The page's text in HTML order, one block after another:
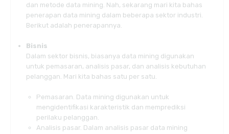
dan metode data mining. Nah, sekarang mari kita bahas
penerapan data mining dalam beberapa sektor industri.
Berikut adalah penerapannya.
Bisnis
Dalam sektor bisnis, biasanya data mining digunakan
untuk pemasaran, analisis pasar, dan analisis kebutuhan
pelanggan. Mari kita bahas satu per satu.
Pemasaran. Data mining digunakan untuk
mengidentifikasi karakteristik dan memprediksi
perilaku pelanggan.
Analisis pasar. Dalam analisis pasar data mining